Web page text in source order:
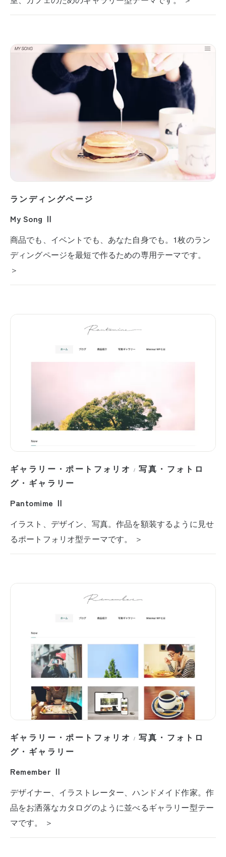
ランディングページ
My Song Ⅱ
商品でも、イベントでも、あなた自身でも。1枚のラン
ディングページを最短で作るための専用テーマです。
＞
ギャラリー・ポートフォリオ /写真・フォトロ
グ・ギャラリー
Pantomime Ⅱ
イラスト、デザイン、写真。作品を額装するように見せ
るポートフォリオ型テーマです。 ＞
ギャラリー・ポートフォリオ /写真・フォトロ
グ・ギャラリー
Remember Ⅱ
デザイナー、イラストレーター、ハンドメイド作家。作
品をお洒落なカタログのように並べるギャラリー型テー
マです。 ＞